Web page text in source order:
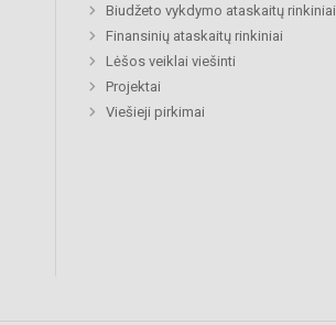
Biudžeto vykdymo ataskaitų rinkiniai
Finansinių ataskaitų rinkiniai
Lėšos veiklai viešinti
Projektai
Viešieji pirkimai